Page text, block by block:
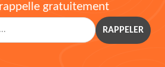
gratuitement